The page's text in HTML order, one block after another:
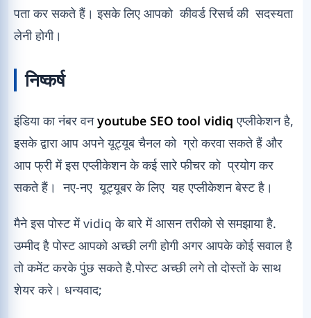
पता कर सकते हैं। इसके लिए आपको कीवर्ड रिसर्च की सदस्यता
लेनी होगी।
निष्कर्ष
इंडिया का नंबर वनyoutube SEO tool vidiq एप्लीकेशन है,
इसके द्वारा आप अपने यूट्यूब चैनल को ग्रो करवा सकते हैं और
आप फ्री में इस एप्लीकेशन के कई सारे फीचर को प्रयोग कर
सकते हैं। नए-नए यूट्यूबर के लिए यह एप्लीकेशन बेस्ट है।
मैने इस पोस्ट में vidiq के बारे में आसन तरीको से समझाया है.
उम्मीद है पोस्ट आपको अच्छी लगी होगी अगर आपके कोई सवाल है
तो कमेंट करके पुंछ सकते है.पोस्ट अच्छी लगे तो दोस्तों के साथ
शेयर करे। धन्यवाद;